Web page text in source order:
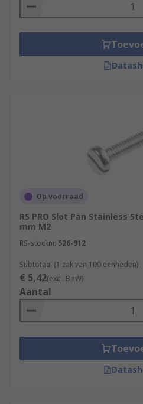
Where would I use a
The screws are typically
metal parts together in
Op voorraad
RS PRO Slot Pan Stainless
mm M2
RS-stocknr. 526-912
Subtotaal (1 zak van 100 eenheden)
€ 5,42(excl. BTW)
Aantal